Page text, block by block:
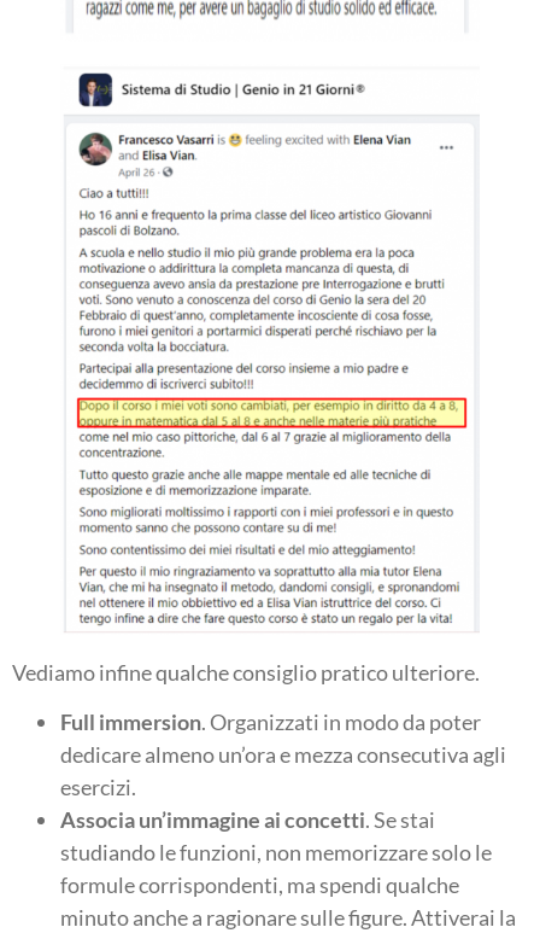
Vediamo infine qualche consiglio pratico ulteriore.
Full immersion. Organizzati in modo da poter
dedicare almeno un’ora e mezza consecutiva agli
esercizi.
Associa un’immagine ai concetti. Se stai
studiando le funzioni, non memorizzare solo le
formule corrispondenti, ma spendi qualche
minuto anche a ragionare sulle figure. Attiverai la